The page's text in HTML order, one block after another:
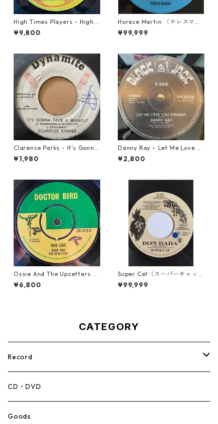
High Times Players - High T
imes Theme【7-21926】
¥9,800
Horace Martin （ホレスマー
ティン） - Bad Boys【7'】
¥99,999
Clarence Parks - It's Gonna
Take A Miracle【7-21096】
¥1,980
Danny Ray – Let Me Love Yo
u Tonight【12-30001】
¥2,800
Ossie And The Upsetters -
True Love【7-22000】
¥6,800
Super Cat（スーパーキャッ
ト） - Don Dada【7inch】
¥99,999
CATEGORY
Record
Mento,Calypso,Ballad
Ska
CD・DVD
Goods